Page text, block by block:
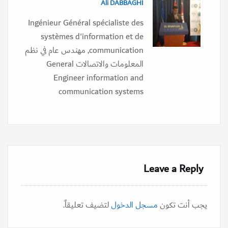
Ali DABBAGHI
Ingénieur Général spécialiste des
systèmes d'information et de
communication, مهندس عام في نظم
المعلومات والاتصالات General
Engineer information and
communication systems
Leave a Reply
يجب أنت تكونمسجل الدخوللتضيف تعليقاً.